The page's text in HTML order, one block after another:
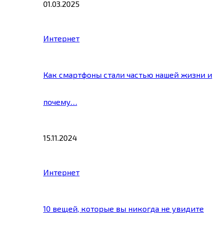
01.03.2025
Интернет
Как смартфоны стали частью нашей жизни и
почему…
15.11.2024
Интернет
10 вещей, которые вы никогда не увидите